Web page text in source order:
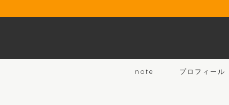
note プロフィール